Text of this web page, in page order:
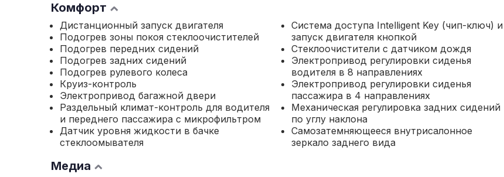
Комфорт
Дистанционный запуск двигателя
Подогрев зоны покоя стеклоочистителей
Подогрев передних сидений
Подогрев задних сидений
Подогрев рулевого колеса
Круиз-контроль
Электропривод багажной двери
Раздельный климат-контроль для водителя
и переднего пассажира с микрофильтром
Датчик уровня жидкости в бачке
стеклоомывателя
Система доступа Intelligent Key (чип-ключ) и
запуск двигателя кнопкой
Стеклоочистители с датчиком дождя
Электропривод регулировки сиденья
водителя в 8 направлениях
Электропривод регулировки сиденья
пассажира в 4 направлениях
Механическая регулировка задних сидений
по углу наклона
Самозатемняющееся внутрисалонное
зеркало заднего вида
Медиа